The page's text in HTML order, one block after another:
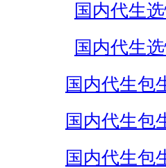
国内代生
国内代生
国内代生包
国内代生包
国内代生包